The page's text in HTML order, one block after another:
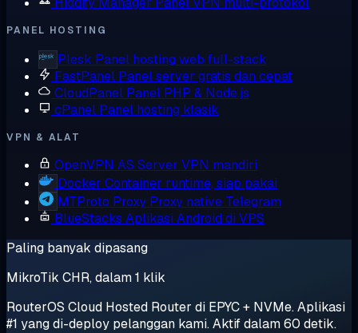
PANEL HOSTING
Plesk Panel hosting web full-stack
FastPanel Panel server gratis dan cepat
CloudPanel Panel PHP & Node.js
cPanel Panel hosting klasik
VPN & ALAT
OpenVPN AS Server VPN mandiri
Docker Container runtime, siap pakai
MTProto Proxy Proxy native Telegram
BlueStacks Aplikasi Android di VPS
Paling banyak dipasang
MikroTik CHR, dalam 1 klik
RouterOS Cloud Hosted Router di EPYC + NVMe. Aplikasi
#1 yang di-deploy pelanggan kami. Aktif dalam 60 detik.